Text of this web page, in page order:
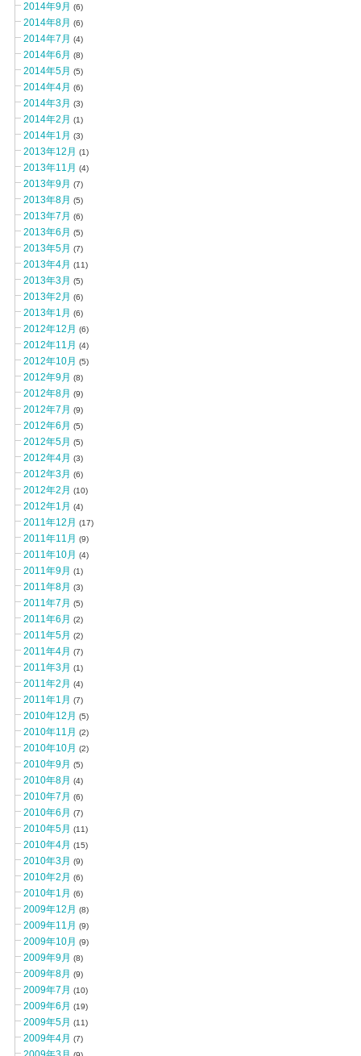
2014年9月 (6)
2014年8月 (6)
2014年7月 (4)
2014年6月 (8)
2014年5月 (5)
2014年4月 (6)
2014年3月 (3)
2014年2月 (1)
2014年1月 (3)
2013年12月 (1)
2013年11月 (4)
2013年9月 (7)
2013年8月 (5)
2013年7月 (6)
2013年6月 (5)
2013年5月 (7)
2013年4月 (11)
2013年3月 (5)
2013年2月 (6)
2013年1月 (6)
2012年12月 (6)
2012年11月 (4)
2012年10月 (5)
2012年9月 (8)
2012年8月 (9)
2012年7月 (9)
2012年6月 (5)
2012年5月 (5)
2012年4月 (3)
2012年3月 (6)
2012年2月 (10)
2012年1月 (4)
2011年12月 (17)
2011年11月 (9)
2011年10月 (4)
2011年9月 (1)
2011年8月 (3)
2011年7月 (5)
2011年6月 (2)
2011年5月 (2)
2011年4月 (7)
2011年3月 (1)
2011年2月 (4)
2011年1月 (7)
2010年12月 (5)
2010年11月 (2)
2010年10月 (2)
2010年9月 (5)
2010年8月 (4)
2010年7月 (6)
2010年6月 (7)
2010年5月 (11)
2010年4月 (15)
2010年3月 (9)
2010年2月 (6)
2010年1月 (6)
2009年12月 (8)
2009年11月 (9)
2009年10月 (9)
2009年9月 (8)
2009年8月 (9)
2009年7月 (10)
2009年6月 (19)
2009年5月 (11)
2009年4月 (7)